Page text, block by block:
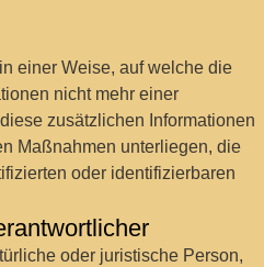
einer Weise, auf welche die
nicht mehr einer
zusätzlichen Informationen
Maßnahmen unterliegen, die
oder identifizierbaren
oder juristische Person,